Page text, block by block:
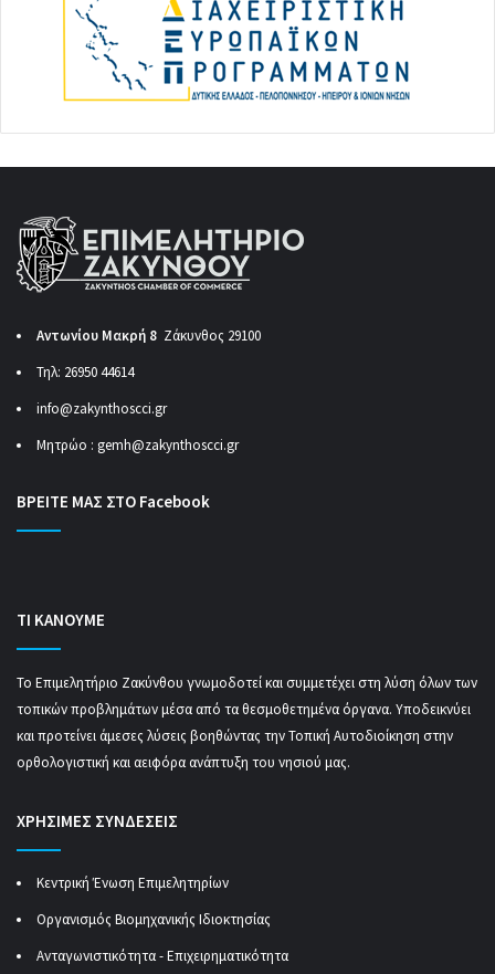
Αντωνίου Μακρή 8 Ζάκυνθος 29100
Τηλ: 26950 44614
info@zakynthoscci.gr
Μητρώο : gemh@zakynthoscci.gr
ΒΡΕΙΤΕ ΜΑΣ ΣΤΟ Facebook
ΤΙ ΚΑΝΟΥΜΕ
Το Επιμελητήριο Ζακύνθου γνωμοδοτεί και συμμετέχει στη λύση όλων των
τοπικών προβλημάτων μέσα από τα θεσμοθετημένα όργανα. Υποδεικνύει
και προτείνει άμεσες λύσεις βοηθώντας την Τοπική Αυτοδιοίκηση στην
ορθολογιστική και αειφόρα ανάπτυξη του νησιού μας.
ΧΡΗΣΙΜΕΣ ΣΥΝΔΕΣΕΙΣ
Κεντρική Ένωση Επιμελητηρίων
Οργανισμός Βιομηχανικής Ιδιοκτησίας
Ανταγωνιστικότητα - Επιχειρηματικότητα